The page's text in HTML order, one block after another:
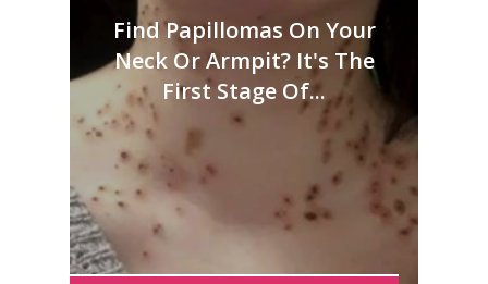
Find Papillomas On Your
Neck Or Armpit? It's The
First Stage Of...